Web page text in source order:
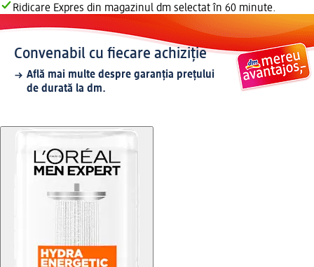
Ridicare Expres din magazinul dm selectat în 60 minute.
Convenabil cu fiecare achiziție
Află mai multe despre garanția prețului
de durată la dm.